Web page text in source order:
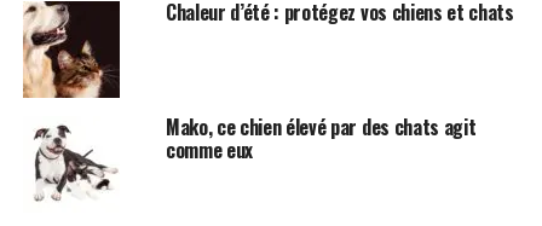
chien doit apprendre à rester attentif à vous
malgré les distractions extérieures.
Être à l’aise avec les nouveautés :
surfaces est essentiel pour son bien-être mental
en public.
Chaleur d’été : protégez vos chiens et chats
Mako, ce chien élevé par des chats agit
comme eux